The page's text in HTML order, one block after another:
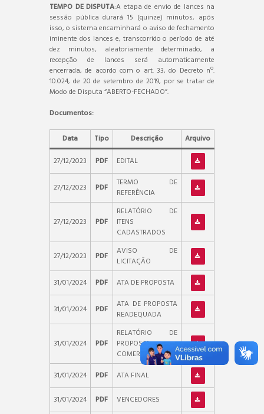
TEMPO DE DISPUTA:A etapa de envio de lances na
sessão pública durará 15 (quinze) minutos, após
isso, o sistema encaminhará o aviso de fechamento
iminente dos lances e, transcorrido o período de até
dez minutos, aleatoriamente determinado, a
recepção de lances será automaticamente
encerrada, de acordo com o art. 33, do Decreto nº.
10.024, de 20 de setembro de 2019, por se tratar de
Modo de Disputa “ABERTO-FECHADO”.
Documentos:
Data Tipo Descrição
Arquivo
27/12/2023
PDF EDITAL
27/12/2023 PDF
TERMO DE
REFERÊNCIA
27/12/2023 PDF
RELATÓRIO DE
ITENS
CADASTRADOS
27/12/2023
PDF
AVISO DE
LICITAÇÃO
31/01/2024
PDF ATA DE PROPOSTA
31/01/2024 PDF
ATA DE PROPOSTA
READEQUADA
31/01/2024 PDF
RELATÓRIO DE
PROPOSTA
COMERCIAL
31/01/2024
PDF ATA FINAL
31/01/2024 PDF VENCEDORES